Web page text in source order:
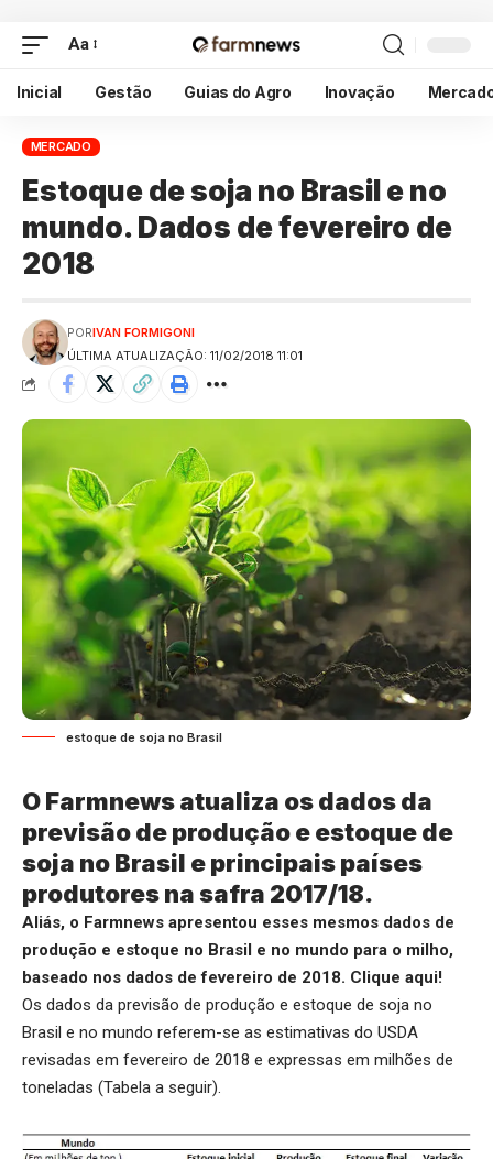
Aa
Inicial Gestão Guias do Agro Inovação
MERCADO
Estoque de soja no Brasil e no
mundo. Dados de fevereiro de
2018
ÚLTIMA ATUALIZAÇÃO: 11/02/2018 11:01
PORIVAN FORMIGONI
estoque de soja no Brasil
O Farmnews atualiza os dados da
previsão de produção e estoque de
soja no Brasil e principais países
produtores na safra 2017/18.
Aliás, o Farmnews apresentou esses mesmos dados de
produção e estoque no Brasil e no mundo para o milho,
baseado nos dados de fevereiro de 2018. Clique aqui!
Os dados da previsão de produção e estoque de soja no
Brasil e no mundo referem-se as estimativas do USDA
revisadas em fevereiro de 2018 e expressas em milhões de
toneladas (Tabela a seguir).